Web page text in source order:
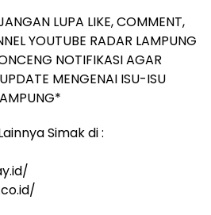
LUPA LIKE, COMMENT,
YOUTUBE RADAR LAMPUNG
NOTIFIKASI AGAR
MENGENAI ISU-ISU
Simak di :